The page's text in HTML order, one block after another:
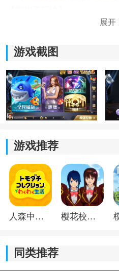
1、首局游戏开始时，由系统
家。
2、每局结束后，成功胡牌的
3、若本局无人胡牌，则视为
1、游戏采用80张字牌进行
其余两位玩家各获得20张牌
2、除庄家首轮摸牌外，其余
3、跑牌优先执行，碰牌优先
展开
游戏截图
游戏推荐
人森中文版 樱花校园模拟器1.048.00中文版
同类推荐